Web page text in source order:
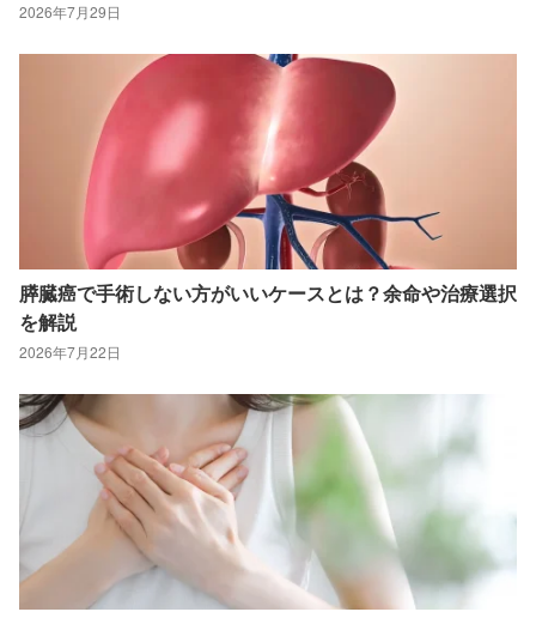
2026年7月29日
膵臓癌で手術しない方がいいケースとは？余命や治療選択
を解説
2026年7月22日